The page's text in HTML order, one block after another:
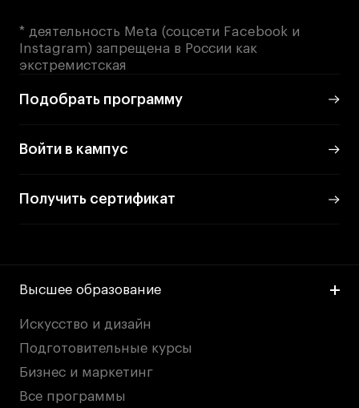
* деятельность Meta (соцсети Facebook и
Instagram) запрещена в России как
экстремистская
Подобрать программу
Войти в кампус
Получить сертификат
Высшее образование
Искусство и дизайн
Подготовительные курсы
Бизнес и маркетинг
Все программы